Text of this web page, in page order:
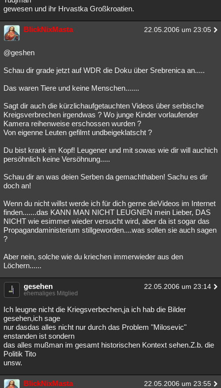
gewesen und ihr Hrvastka Großkroatien.
BlickNixMasta 22.05.2006 um 23:05
@geshen
Schau dir grade jetzt auf WDR die Doku über Srebrenica an.....
Das waren Tiere und keine Menschen.......
Sagt dir auch die kürzlichaufgetauchten Videos über serbische
Kreigsverbrechen irgendwas ? Wo junge Kinder vorlaufender
Kamera reihenweise erschossen wurden ?
Von eigenne Leuten gefilmt undbeigeklatscht ?
Du bist krank im Kopf! Leugener und mit sowas wie dir will auchich
persöhnlich keine Versöhnung.....
Schau dir an was deien Serben da gemachthaben! Sachu es dir
doch an!
Wenn du nicht willst werde ich für dich gerne dieVideos im Internet
finden.......das KANN MAN NICHT LEUGNEN mein Lieber, DAS
NICHT wie esimmer wieder versucht wird, aber da ist sogar das
Propagandaministerium stillgeworden....was sollen sie auch sagen
?
Aber nein, solche wie du kriechen immerwieder aus den
Löchern......
gesehen 22.05.2006 um 23:14
ehemaliges Mitglied
Ich leugne nicht die Kriegsverbechen,ja ich hab die Bilder
gesehen,ich sage
nur dasdas alles nicht nur durch das Problem "Milosevic"
enstanden ist sondern
das alles mußman im gesamt historischen Kontext sehen.Z.b. die
Politik Tito
unsw.
BlickNixMasta 22.05.2006 um 23:55